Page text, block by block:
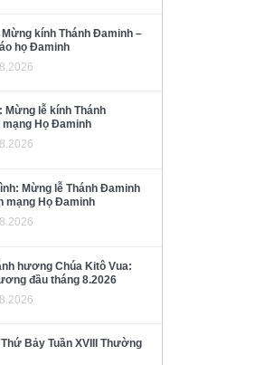
kính Thánh Đaminh –
họ Đaminh
Mừng lễ kính Thánh
Họ Đaminh
Mừng lễ Thánh Đaminh
mạng Họ Đaminh
hương Chúa Kitô Vua:
đầu tháng 8.2026
Bảy Tuần XVIII Thường